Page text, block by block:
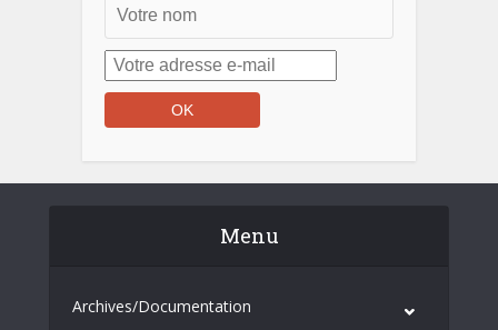
Menu
Archives/Documentation